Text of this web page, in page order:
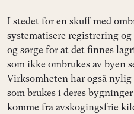
I stedet for en skuff med
systematisere registrering
og sørge for at det finnes
som ikke ombrukes av byen
Virksomheten har også
som brukes i deres
komme fra avskogingsfrie